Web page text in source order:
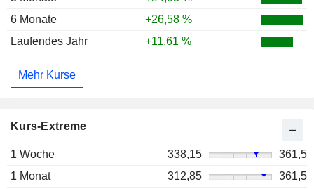
6 Monate
+26,58 %
Laufendes Jahr
+11,61 %
Mehr Kurse
Kurs-Extreme
1 Woche 338,15
361,5
1 Monat
312,85
361,5